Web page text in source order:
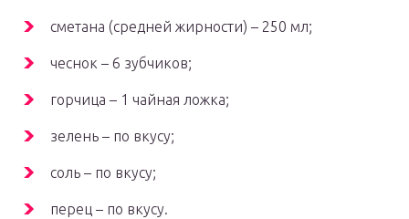
сметана (средней жирности) – 250 мл;
чеснок – 6 зубчиков;
горчица – 1 чайная ложка;
зелень – по вкусу;
соль – по вкусу;
перец – по вкусу.